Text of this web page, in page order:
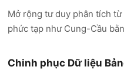
Mở rộng tư duy phân tích
phức tạp như Cung-Cầu
Chinh phục Dữ liệu